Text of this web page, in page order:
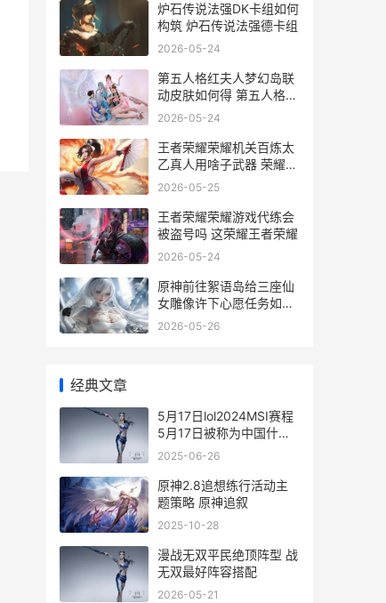
炉石传说法强DK卡组如何
构筑 炉石传说法强德卡组
2026-05-24
第五人格红夫人梦幻岛联
动皮肤如何得 第五人格红
夫人教学
2026-05-24
王者荣耀荣耀机关百炼太
乙真人用啥子武器 荣耀王
者1
2026-05-25
王者荣耀荣耀游戏代练会
被盗号吗 这荣耀王者荣耀
2026-05-24
原神前往絮语岛给三座仙
女雕像许下心愿任务如何
做 原神前往絮语岛心愿任
2026-05-26
经典文章
5月17日lol2024MSI赛程
5月17日被称为中国什么
日
2025-06-26
原神2.8追想练行活动主
题策略 原神追叙
2025-10-28
漫战无双平民绝顶阵型 战
无双最好阵容搭配
2026-05-21